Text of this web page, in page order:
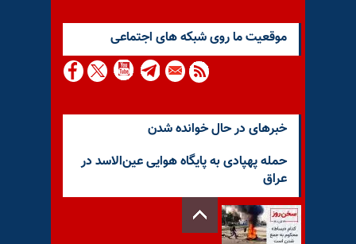
موقعيت ما روى شبكه هاى اجتماعى
خبرهای در حال خوانده شدن
حمله پهپادی به پایگاه هوایی عین‌الاسد در
عراق